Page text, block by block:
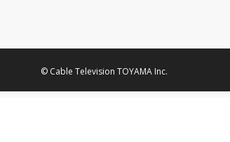
© Cable Television TOYAMA Inc.